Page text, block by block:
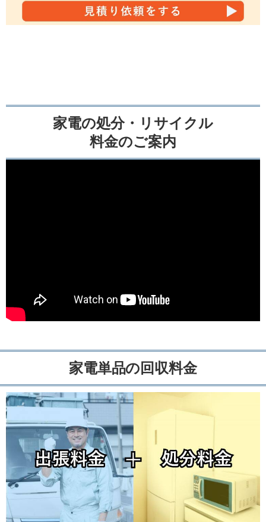
家電の処分・リサイクル
料金のご案内
家電単品の回収料金